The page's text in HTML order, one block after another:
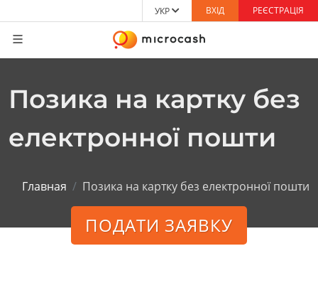
УКР ВХІД РЕЄСТРАЦІЯ
Позика на картку без
електронної пошти
Главная Позика на картку без електронної пошти
ПОДАТИ ЗАЯВКУ